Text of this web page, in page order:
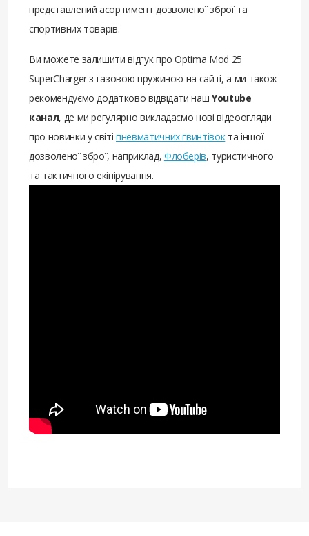
представлений асортимент дозволеної зброї та
спортивних товарів.
Ви можете залишити відгук про Optima Mod 25
SuperCharger з газовою пружиною на сайті, а ми також
рекомендуємо додатково відвідати нашYoutube
канал, де ми регулярно викладаємо нові відеоогляди
про новинки у світіпневматичних гвинтівокта іншої
дозволеної зброї, наприклад, Флоберів, туристичного
та тактичного екіпірування.